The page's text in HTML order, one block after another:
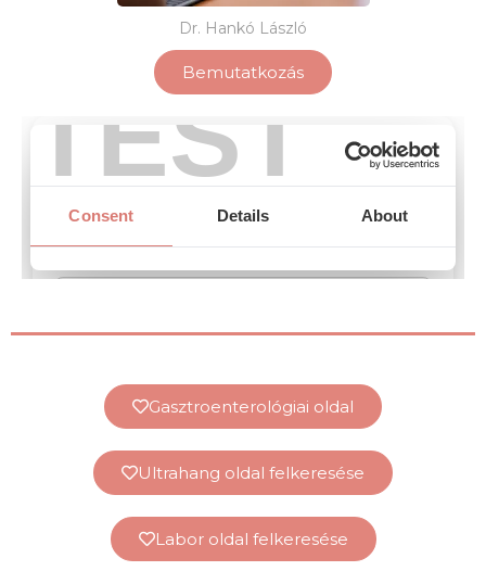
Dr. Hankó László
Bemutatkozás
Gasztroenterológiai oldal
Ultrahang oldal felkeresése
Labor oldal felkeresése